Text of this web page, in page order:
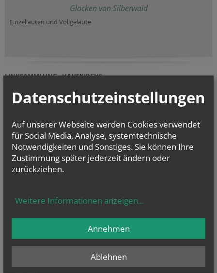
Glocken von Silberwald
Einzelläuten und Vollgeläute
LINKSAMMLUNG - HAUSKIRCHE
Gemeinsam Beten über Skype, Telefon,...
Gottesdienst- Übertragungen
tgl. 12 Uhr - Messe mit P. Karl Wallner
NAMENSTAGE
Datenschutzeinstellungen
Auf unserer Webseite werden Cookies verwendet
für Social Media, Analyse, systemtechnische
Notwendigkeiten und Sonstiges. Sie können Ihre
Zustimmung später jederzeit ändern oder
zurückziehen.
Weitere Informationen anzeigen...
Ablehnen
Annehmen